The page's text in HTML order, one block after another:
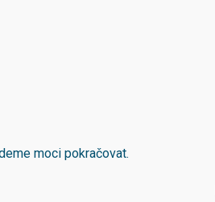
moci pokračovat.